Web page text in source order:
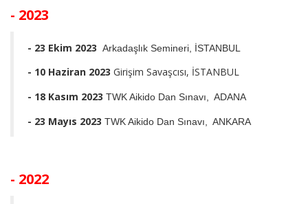
- 2023
- 23 Ekim 2023 Arkadaşlık Semineri, İSTANBUL
- 10 Haziran 2023 Girişim Savaşcısı, İSTANBUL
- 18 Kasım 2023 TWK Aikido Dan Sınavı, ADANA
- 23 Mayıs 2023 TWK Aikido Dan Sınavı, ANKARA
- 2022